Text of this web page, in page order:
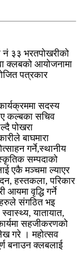
नं ३३ भरतपोखरीको
क्लबको आयोजनामा
पत्रकार
सदस्य
कल्बका सचिव
पोखरा
बाघमारा
गर्ने,स्थानीय
सम्पदाको
एकै मञ्चमा ल्याएर
हस्तकला, परिकार
आयमा वृद्धि गर्ने
संगठित भइ
यातायात,
सहजीकरणको
गरे । महोत्सव
बनाउन क्लबलाई